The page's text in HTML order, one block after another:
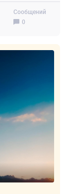
Сообщений
0